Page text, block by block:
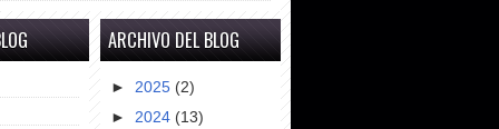
ARCHIVO DEL BLOG
► 2025 (2)
► 2024 (13)